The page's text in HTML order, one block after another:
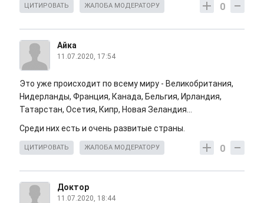
0
ЦИТИРОВАТЬ ЖАЛОБА МОДЕРАТОРУ
Айка
11.07.2020, 17:54
Это уже происходит по всему миру - Великобритания,
Нидерланды, Франция, Канада, Бельгия, Ирландия,
Татарстан, Осетия, Кипр, Новая Зеландия...
Среди них есть и очень развитые страны.
0
ЦИТИРОВАТЬ ЖАЛОБА МОДЕРАТОРУ
Доктор
11.07.2020, 18:44